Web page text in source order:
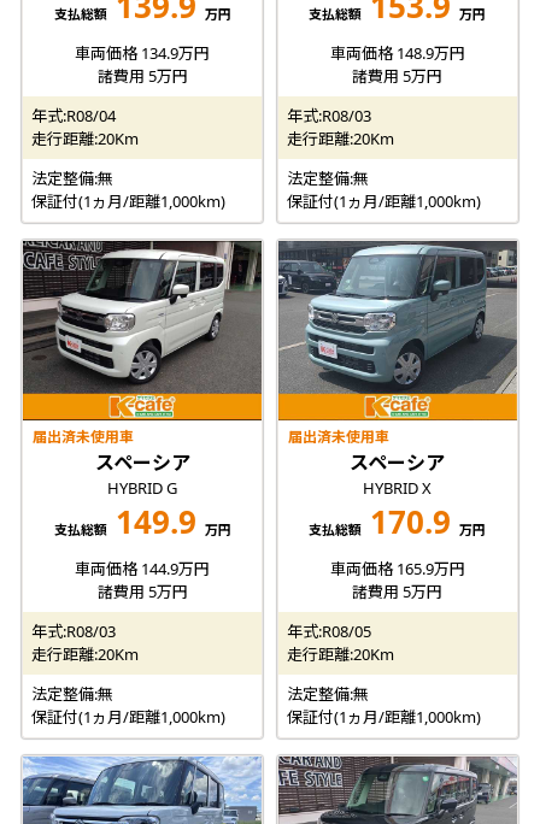
支払総額 万円
車両価格 134.9万円
諸費用 5万円
年式:R08/04
走行距離:20Km
法定整備:無
保証付(1ヵ月/距離1,000km)
支払総額 万円
車両価格 148.9万円
諸費用 5万円
年式:R08/03
走行距離:20Km
法定整備:無
保証付(1ヵ月/距離1,000km)
届出済未使用車
スペーシア
HYBRID G
支払総額 149.9 万円
車両価格 144.9万円
諸費用 5万円
年式:R08/03
走行距離:20Km
法定整備:無
保証付(1ヵ月/距離1,000km)
届出済未使用車
スペーシア
HYBRID X
支払総額 170.9 万円
車両価格 165.9万円
諸費用 5万円
年式:R08/05
走行距離:20Km
法定整備:無
保証付(1ヵ月/距離1,000km)